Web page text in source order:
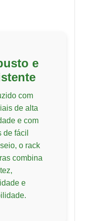
e
com
de alta
e com
de fácil
o rack
combina
e